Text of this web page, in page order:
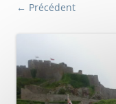
← Précédent